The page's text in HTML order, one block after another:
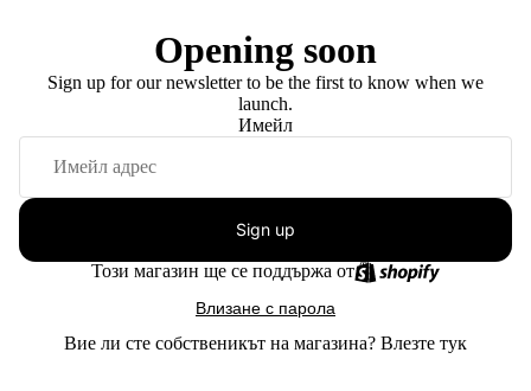
Opening soon
Sign up for our newsletter to be the first to know when we
launch.
Имейл
Sign up
Този магазин ще се поддържа от
Влизане с парола
Вие ли сте собственикът на магазина? Влезте тук